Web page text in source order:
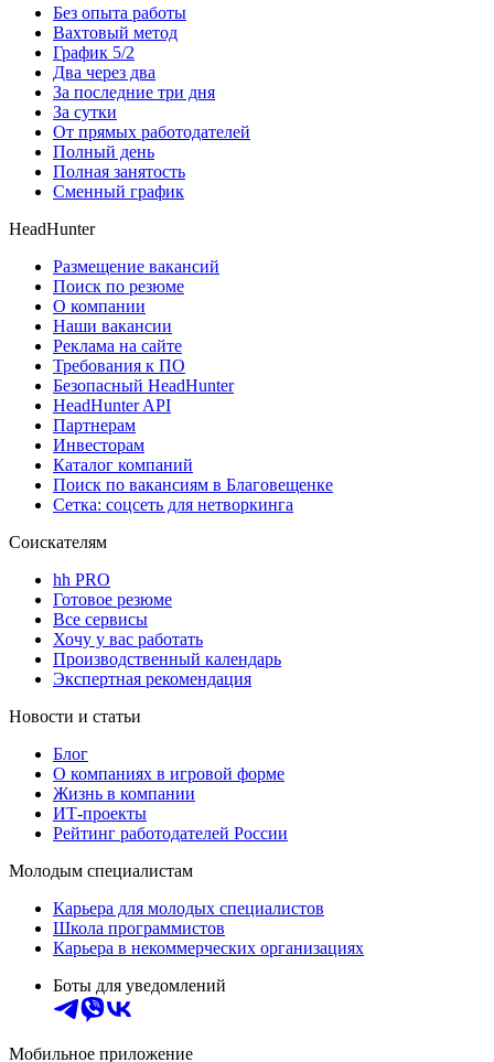
Без опыта работы
Вахтовый метод
График 5/2
Два через два
За последние три дня
За сутки
От прямых работодателей
Полный день
Полная занятость
Сменный график
HeadHunter
Размещение вакансий
Поиск по резюме
О компании
Наши вакансии
Реклама на сайте
Требования к ПО
Безопасный HeadHunter
HeadHunter API
Партнерам
Инвесторам
Каталог компаний
Поиск по вакансиям в Благовещенке
Сетка: соцсеть для нетворкинга
Соискателям
hh PRO
Готовое резюме
Все сервисы
Хочу у вас работать
Производственный календарь
Экспертная рекомендация
Новости и статьи
Блог
О компаниях в игровой форме
Жизнь в компании
ИТ-проекты
Рейтинг работодателей России
Молодым специалистам
Карьера для молодых специалистов
Школа программистов
Карьера в некоммерческих организациях
Боты для уведомлений
Мобильное приложение